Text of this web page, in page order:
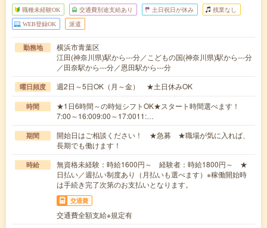
職種未経験OK 交通費別途支給あり 土日祝日が休み 残業なし
WEB登録OK 派遣
勤務地
横浜市青葉区
江田(神奈川県)駅から---分／こどもの国(神奈川県)駅から---分
／田奈駅から---分／恩田駅から---分
曜日頻度 週2日～5日OK（月～金） ★土日休みOK
時間
★1日6時間～の時短シフトOK★スタート時間選べます！
7:00～16:009:00～17:0011:…
期間
開始日はご相談ください！ ★急募 ★職場が気に入れば、
長期でも働けます！
時給
無資格未経験：時給1600円～ 経験者：時給1800円～ ★
日払い／週払い制度あり（月払いも選べます）※稼働開始時
は手続き完了次第のお支払いとなります。
交通費
交通費全額支給※規定有